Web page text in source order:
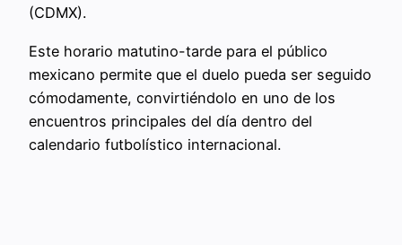
(CDMX).
Este horario matutino-tarde para el público
mexicano permite que el duelo pueda ser seguido
cómodamente, convirtiéndolo en uno de los
encuentros principales del día dentro del
calendario futbolístico internacional.